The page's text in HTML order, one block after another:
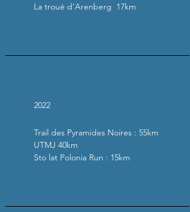
La troué d'Arenberg  17km
2022
Trail des Pyramides Noires : 55km
UTMJ 40km
Sto lat Polonia Run : 15km